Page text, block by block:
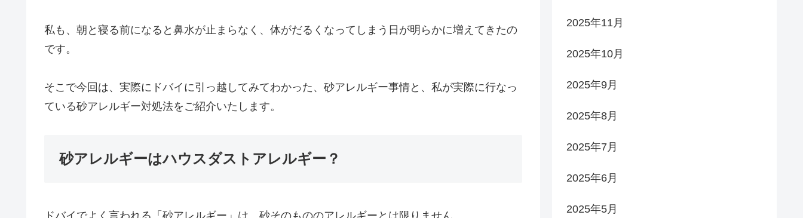
私も、朝と寝る前になると鼻水が止まらなく、体がだるくなってしまう日が明らかに増えてきたの
です。
そこで今回は、実際にドバイに引っ越してみてわかった、砂アレルギー事情と、私が実際に行なっ
ている砂アレルギー対処法をご紹介いたします。
砂アレルギーはハウスダストアレルギー？
2025年11月
2025年10月
2025年9月
2025年8月
2025年7月
2025年6月
2025年5月